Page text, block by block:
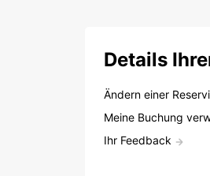
Details
Ändern einer
Meine Buchung
Ihr Feedback